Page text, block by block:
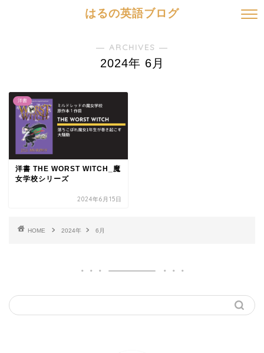
はるの英語ブログ
― ARCHIVES ―
2024年 6月
洋書
洋書 THE WORST WITCH_魔
女学校シリーズ
2024年6月15日
HOME 2024年 6月